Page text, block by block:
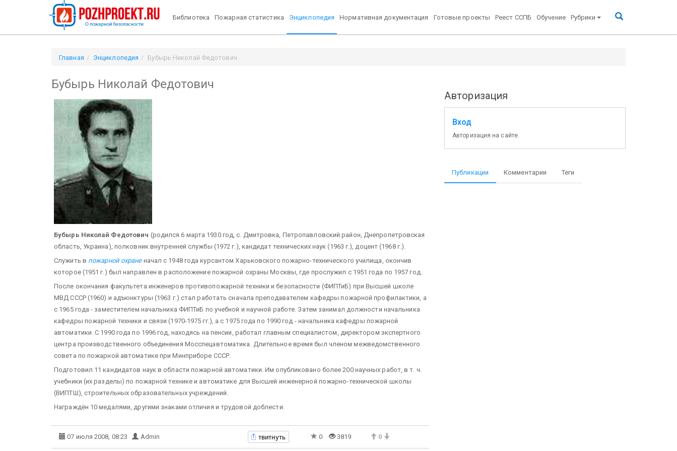
Библиотека Пожарная статистика Энциклопедия Нормативная документация Готовые проекты Реест ССПБ Обучение Рубрики
Главная Энциклопедия Бубырь Николай Федотович
Бубырь Николай Федотович
Бубырь Николай Федотович (родился 6 марта 1930 год, с. Дмитровка, Петропавловский район, Днепропетровская
область, Украина), полковник внутренней службы (1972 г.), кандидат технических наук (1963 г.), доцент (1968 г.).
Служить в пожарной охраненачал с 1948 года курcантом Харьковского пожарно-технического училища, окончив
которое (1951 г.) был направлен в расположение пожарной охраны Москвы, где прослужил с 1951 года по 1957 год.
После окончания факультета инженеров противопожарной техники и безопасности (ФИПТиБ) при Высшей школе
МВД СССР (1960) и адъюнктуры (1963 г.) стал работать сначала преподавателем кафедры пожарной профилактики, а
с 1965 года - заместителем начальника ФИПТиБ по учебной и научной работе. Затем занимал должности начальника
кафедры пожарной техники и связи (1970-1975 гг.), а с 1975 года по 1990 год - начальника кафедры пожарной
автоматики. С 1990 года по 1996 год, находясь на пенсии, работал главным специалистом, директором экспертного
центра производственного объединения Мосспецавтоматика. Длительное время был членом межведомственного
совета по пожарной автоматике при Минприборе СССР.
Подготовил 11 кандидатов наук в области пожарной автоматики. Им опубликовано более 200 научных работ, в т. ч.
учебники (их разделы) по пожарной технике и автоматике для Высшей инженерной пожарно-технической школы
(ВИПТШ), строительных образовательных учреждений.
Награждён 10 медалями, другими знаками отличия и трудовой доблести.
07 июля 2008, 08:23 Admin твитнуть 0 3819 0
Авторизация
Вход
Авторизация на сайте.
Публикации Комментарии Теги